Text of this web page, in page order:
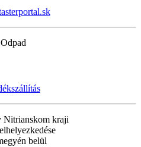
Nitrianskom kraji
belül